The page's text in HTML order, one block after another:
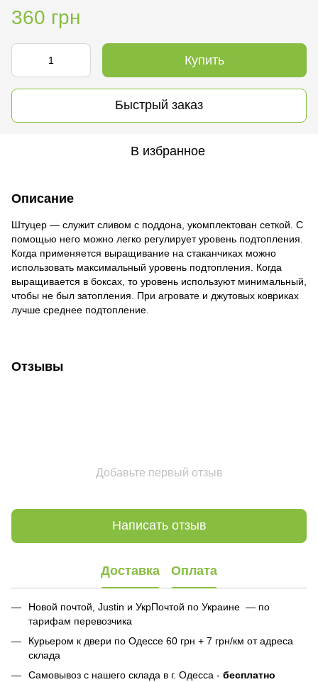
360 грн
Купить
Быстрый заказ
В избранное
Описание
Штуцер — служит сливом с поддона, укомплектован сеткой. С
помощью него можно легко регулирует уровень подтопления.
Когда применяется выращивание на стаканчиках можно
использовать максимальный уровень подтопления. Когда
выращивается в боксах, то уровень используют минимальный,
чтобы не был затопления. При агровате и джутовых ковриках
лучше среднее подтопление.
Отзывы
Добавьте первый отзыв
Написать отзыв
Доставка Оплата
Новой почтой, Justin и УкрПочтой по Украине — по
тарифам перевозчика
Курьером к двери по Одессе 60 грн + 7 грн/км от адреса
склада
Самовывоз с нашего склада в г. Одесса - бесплатно